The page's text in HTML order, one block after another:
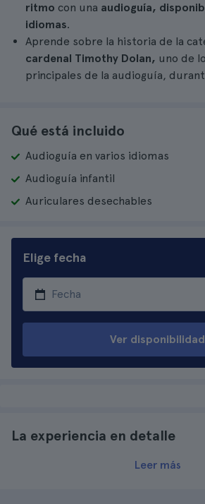
ritmo con una audioguía,
idiomas.
Aprende sobre la historia de la
cardenal Timothy Dolan, uno de
principales de la audioguía,
Qué está incluido
Audioguía en varios idiomas
Audioguía infantil
Auriculares desechables
Elige fecha
Ver disponibilidad
La experiencia en detalle
Leer más